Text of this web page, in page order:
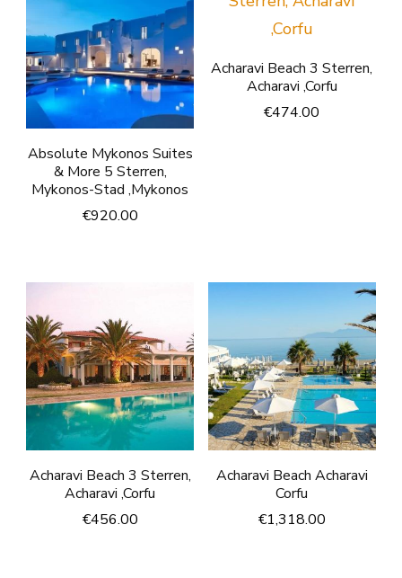
Absolute Mykonos Suites
& More 5 Sterren,
Mykonos-Stad ,Mykonos
€920.00
Acharavi Beach 3 Sterren,
Acharavi ,Corfu
€474.00
Acharavi Beach 3 Sterren,
Acharavi ,Corfu
€456.00
Acharavi Beach Acharavi
Corfu
€1,318.00